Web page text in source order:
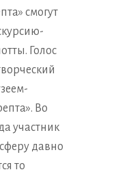
смогут
Голос
Во
участник
давно
то